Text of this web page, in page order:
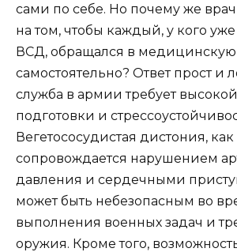
сами по себе. Но почему же
на том, чтобы каждый, у кого уже
ВСД, обращался в
самостоятельно? Ответ прост и
служба в армии требует
подготовки и
Вегетососудистая дистония,
сопровождается нарушением
давления и сердечными
может быть небезопасным во
выполнения военных задач и
оружия. Кроме того,